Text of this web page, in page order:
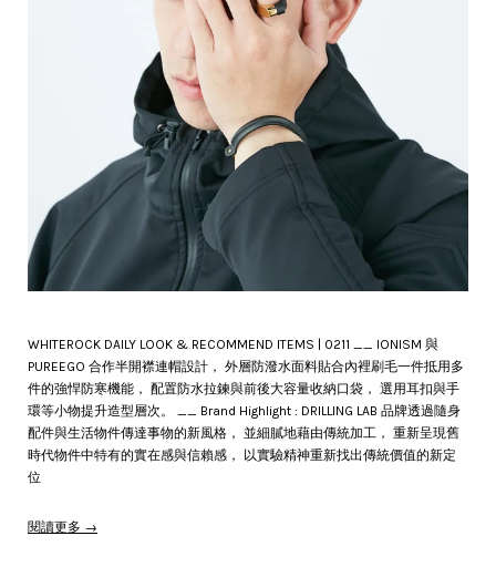
WHITEROCK DAILY LOOK & RECOMMEND ITEMS | 0211 __ IONISM 與
PUREEGO 合作半開襟連帽設計， 外層防潑水面料貼合內裡刷毛一件抵用多
件的強悍防寒機能， 配置防水拉鍊與前後大容量收納口袋， 選用耳扣與手
環等小物提升造型層次。 __ Brand Highlight : DRILLING LAB 品牌透過隨⾝
配件與生活物件傳達事物的新風格， 並細膩地藉由傳統加工， 重新呈現舊
時代物件中特有的實在感與信賴感， 以實驗精神重新找出傳統價值的新定
位
閱讀更多 →